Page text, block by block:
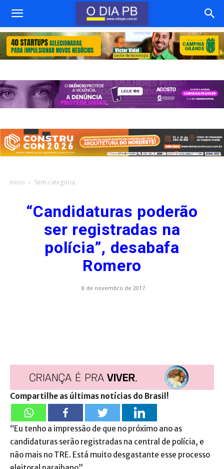
Início Sem categoria
“Candidaturas poderão
ser registradas na
polícia”, desabafa
Romero
8 de novembro de 2017
Compartilhe as últimas notícias do Brasil!
“Eu tenho a impressão de que no próximo ano as
candidaturas serão registradas na central de polícia, e
não mais no TRE. Está muito desgastante esse processo